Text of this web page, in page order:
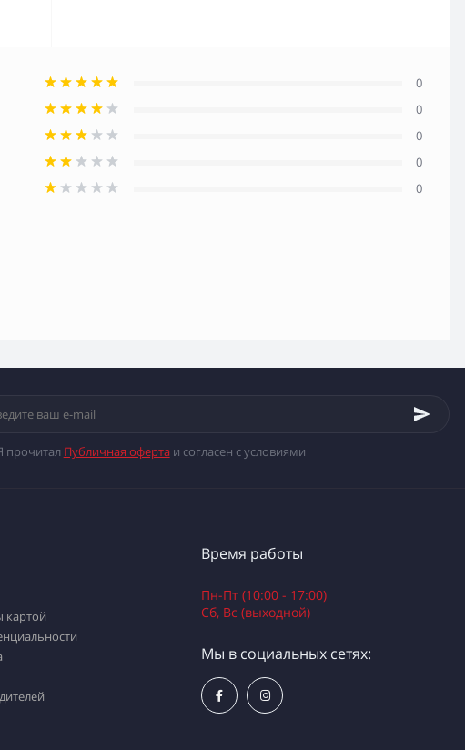
0
0
0
0
0
прочитал Публичная офертаи согласен с условиями
картой
Время работы
Пн-Пт (10:00 - 17:00)
Сб, Вс (выходной)
Мы в социальных сетях: